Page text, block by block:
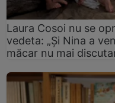
Laura Cosoi nu se
vedeta: „Și Nina a
măcar nu mai